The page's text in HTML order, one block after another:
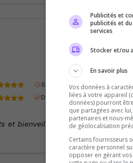
Staff du serveur
Disponibilité
et bienveillants. Belle découverte!
Publicités et
publicités et
services
Stocker et/ou
En savoir plus
Vos données à
liées à votre appareil
données) pourront
que partagées avec
partenaires et nous-
de géolocalisation
Certains fournisseurs
caractère personnel
opposer en gérant